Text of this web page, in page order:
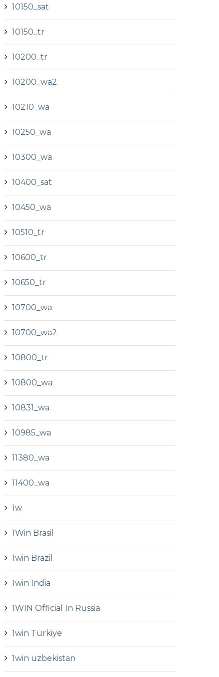
10150_sat
10150_tr
10200_tr
10200_wa2
10210_wa
10250_wa
10300_wa
10400_sat
10450_wa
10510_tr
10600_tr
10650_tr
10700_wa
10700_wa2
10800_tr
10800_wa
10831_wa
10985_wa
11380_wa
11400_wa
1w
1Win Brasil
1win Brazil
1win India
1WIN Official In Russia
1win Turkiye
1win uzbekistan